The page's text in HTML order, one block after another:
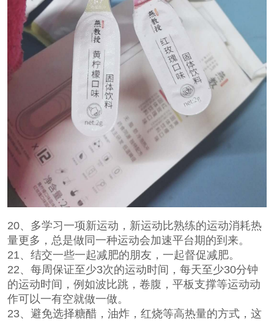
20、多学习一项新运动，新运动比熟练的运动消耗热
量更多，总是做同一种运动会加速平台期的到来。
21、结交一些一起减肥的朋友，一起督促减肥。
22、每周保证至少3次的运动时间，每天至少30分钟
的运动时间，例如波比跳，卷腹，平板支撑等运动动
作可以一有空就做一做。
23、避免选择糖醋，油炸，红烧等高热量的方式，这